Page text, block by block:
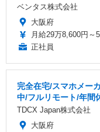
ベンタス株式会社
大阪府
月給29万8,600円～
正社員
完全在宅/スマホメー
中/フルリモート/年間
TDCX Japan株式会社
大阪府